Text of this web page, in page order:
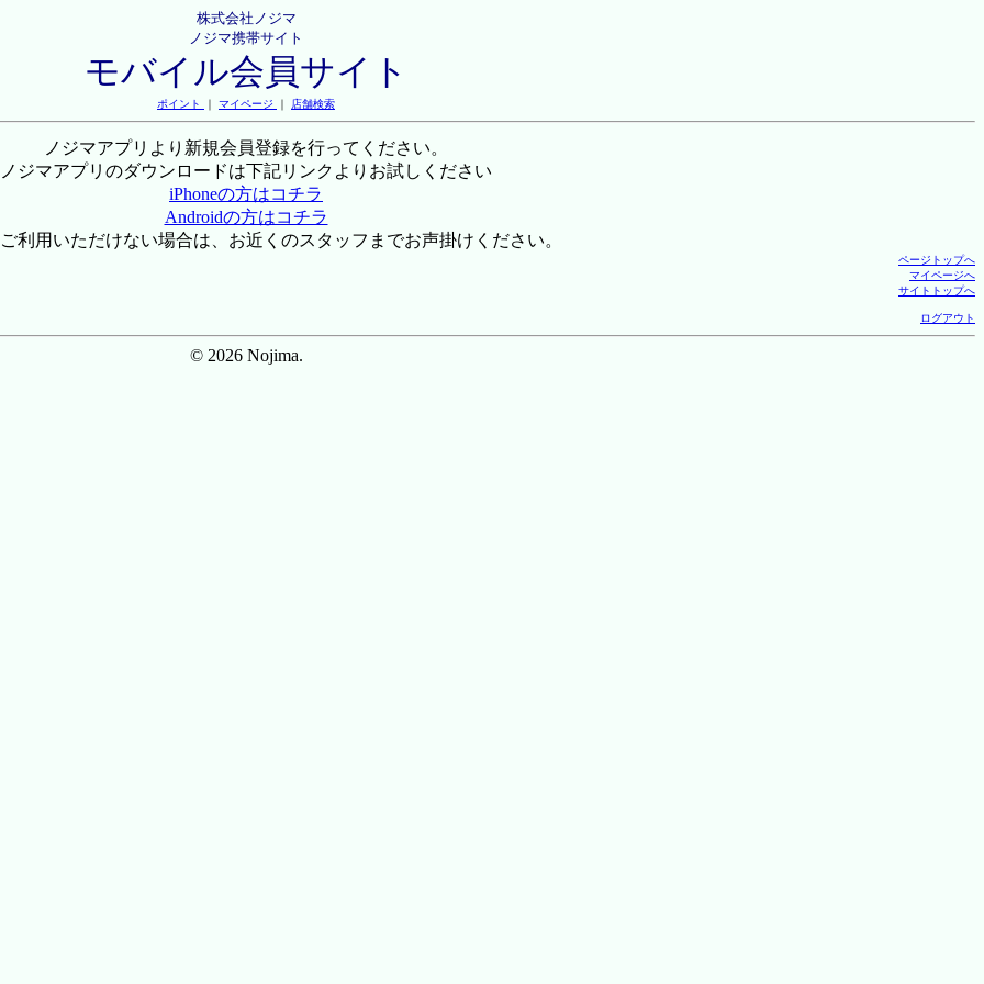
株式会社ノジマ
ノジマ携帯サイト
モバイル会員サイト
ポイント ｜ マイページ ｜ 店舗検索
ノジマアプリより新規会員登録を行ってください。
ノジマアプリのダウンロードは下記リンクよりお試しください
iPhoneの方はコチラ
Androidの方はコチラ
利用いただけない場合は、お近くのスタッフまでお声掛けください。
ページトップへ
マイページへ
サイトトップへ
ログアウト
© 2026 Nojima.